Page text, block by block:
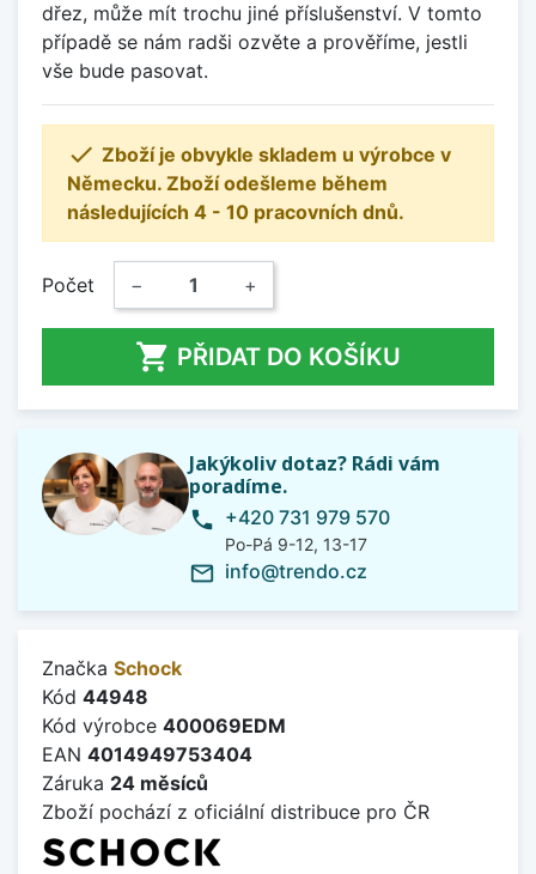
dřez, může mít trochu jiné příslušenství. V tomto
případě se nám radši ozvěte a prověříme, jestli
vše bude pasovat.
 Zboží je obvykle skladem u výrobce v
Německu. Zboží odešleme během
následujících 4 - 10 pracovních dnů.
Počet − +
 PŘIDAT DO KOŠÍKU
Jakýkoliv dotaz? Rádi vám
poradíme.
phone +420 731 979 570
Po-Pá 9-12, 13-17
mail_outline info@trendo.cz
Značka Schock
Kód 44948
Kód výrobce 400069EDM
EAN 4014949753404
Záruka 24 měsíců
Zboží pochází z oficiální distribuce pro ČR